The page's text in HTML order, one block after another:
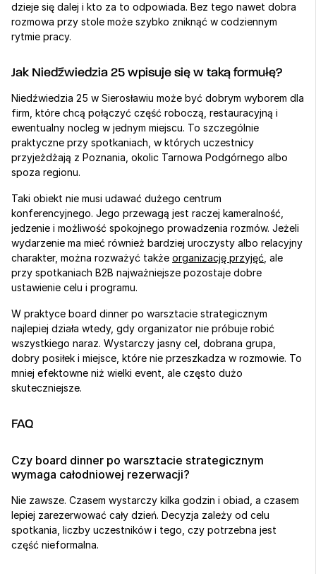
dzieje się dalej i kto za to odpowiada. Bez tego nawet dobra
rozmowa przy stole może szybko zniknąć w codziennym
rytmie pracy.
Jak Niedźwiedzia 25 wpisuje się w taką formułę?
Niedźwiedzia 25 w Sierosławiu może być dobrym wyborem dla
firm, które chcą połączyć część roboczą, restauracyjną i
ewentualny nocleg w jednym miejscu. To szczególnie
praktyczne przy spotkaniach, w których uczestnicy
przyjeżdżają z Poznania, okolic Tarnowa Podgórnego albo
spoza regionu.
Taki obiekt nie musi udawać dużego centrum
konferencyjnego. Jego przewagą jest raczej kameralność,
jedzenie i możliwość spokojnego prowadzenia rozmów. Jeżeli
wydarzenie ma mieć również bardziej uroczysty albo relacyjny
charakter, można rozważyć także organizację przyjęć , ale
przy spotkaniach B2B najważniejsze pozostaje dobre
ustawienie celu i programu.
W praktyce board dinner po warsztacie strategicznym
najlepiej działa wtedy, gdy organizator nie próbuje robić
wszystkiego naraz. Wystarczy jasny cel, dobrana grupa,
dobry posiłek i miejsce, które nie przeszkadza w rozmowie. To
mniej efektowne niż wielki event, ale często dużo
skuteczniejsze.
FAQ
Czy board dinner po warsztacie strategicznym
wymaga całodniowej rezerwacji?
Nie zawsze. Czasem wystarczy kilka godzin i obiad, a czasem
lepiej zarezerwować cały dzień. Decyzja zależy od celu
spotkania, liczby uczestników i tego, czy potrzebna jest
część nieformalna.